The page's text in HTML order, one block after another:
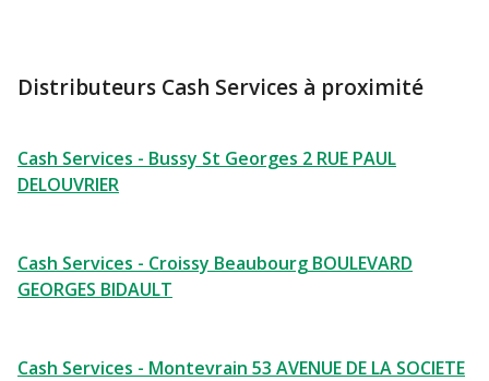
Distributeurs Cash Services à proximité
Cash Services - Bussy St Georges 2 RUE PAUL
DELOUVRIER
Cash Services - Croissy Beaubourg BOULEVARD
GEORGES BIDAULT
Cash Services - Montevrain 53 AVENUE DE LA SOCIETE